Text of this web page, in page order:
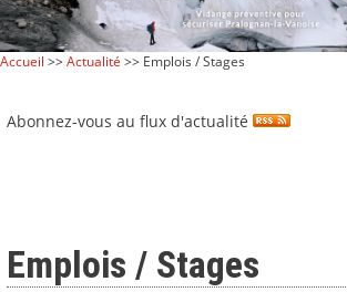
Accueil >>Actualité >> Emplois / Stages
Abonnez-vous au flux d'actualité
Emplois / Stages